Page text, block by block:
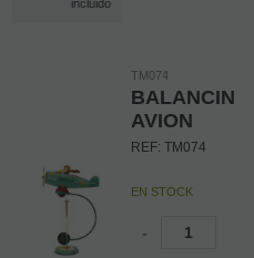
incluido
TM074
BALANCIN
AVION
REF: TM074
EN STOCK
-